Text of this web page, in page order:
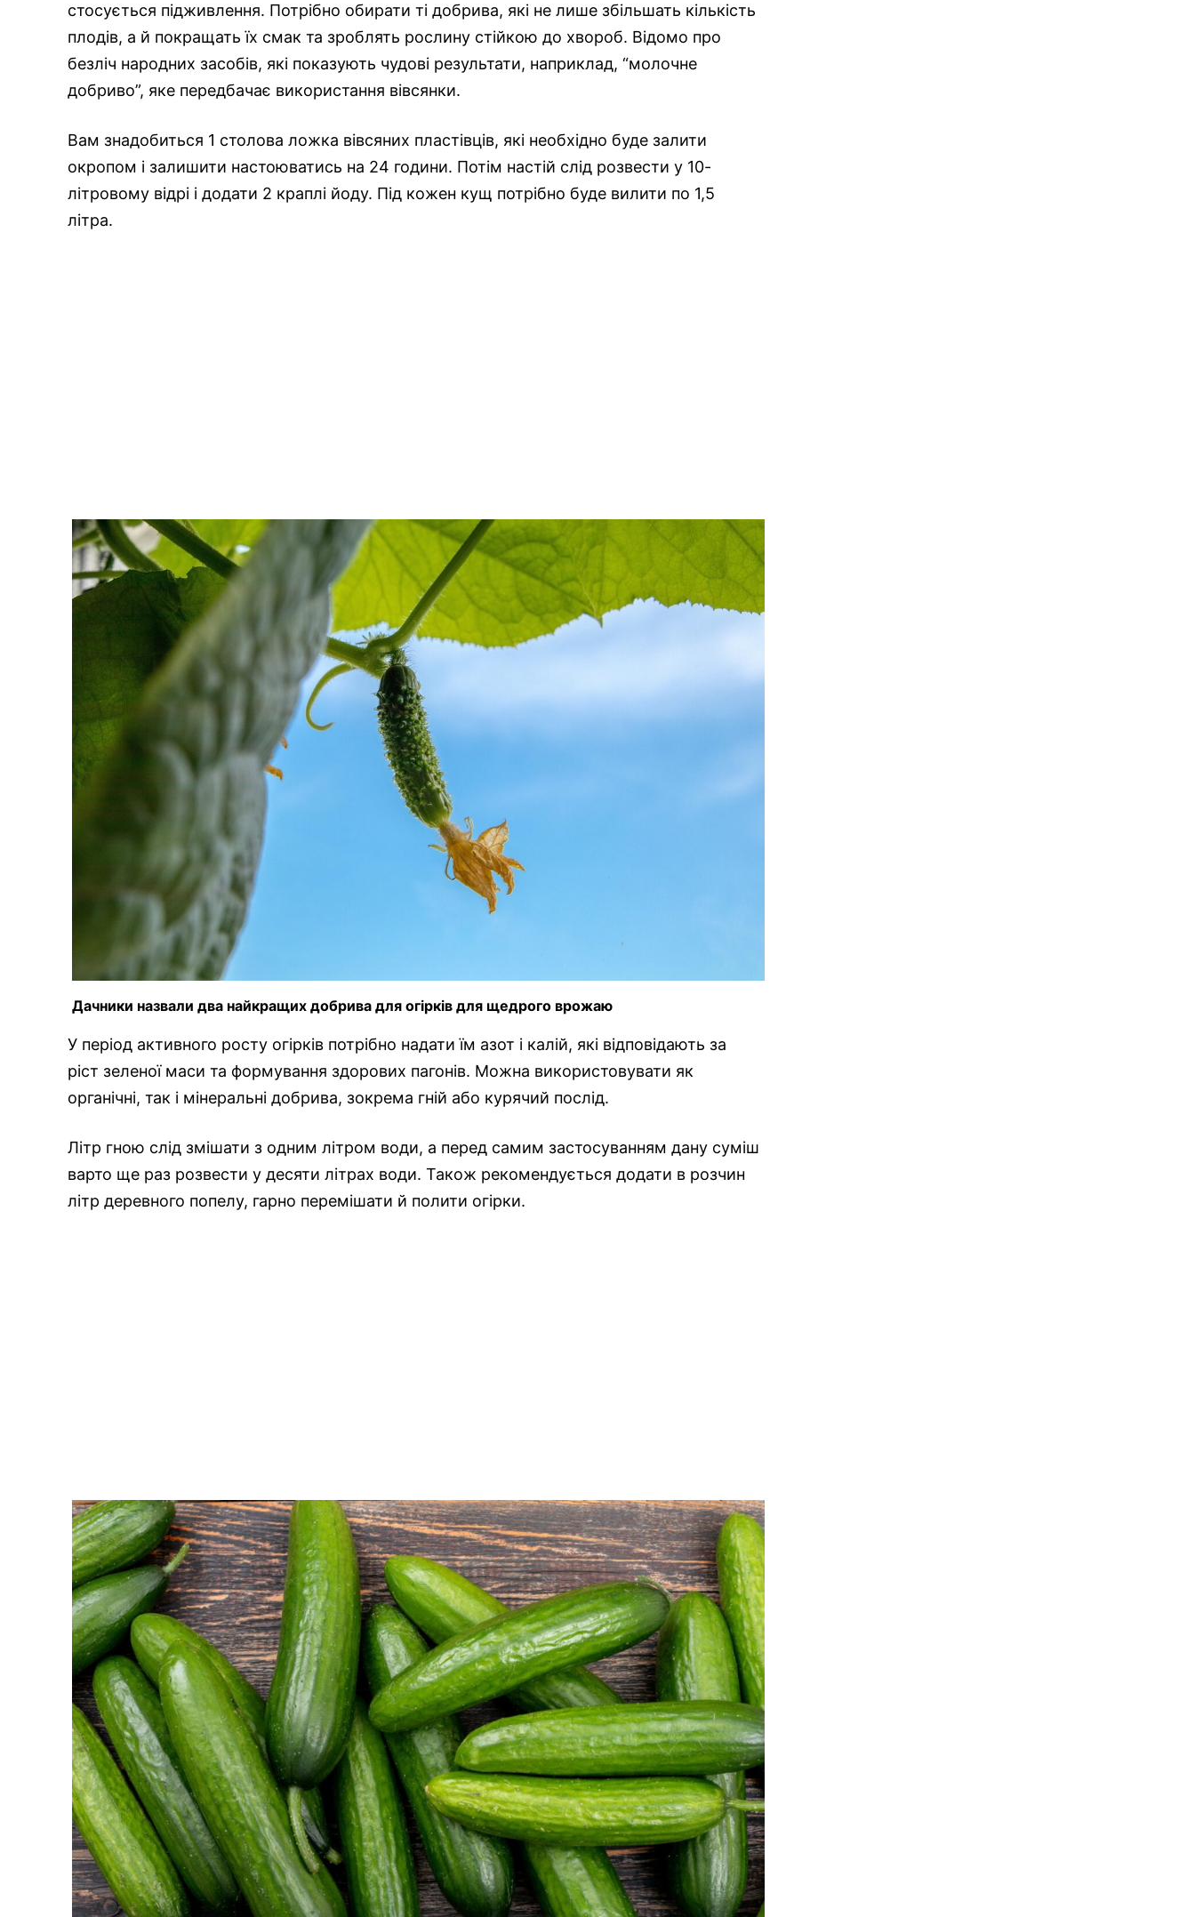
стосується підживлення. Потрібно обирати ті добрива, які не лише збільшать кількість
плодів, а й покращать їх смак та зроблять рослину стійкою до хвороб. Відомо про
безліч народних засобів, які показують чудові результати, наприклад, “молочне
добриво”, яке передбачає використання вівсянки.
Вам знадобиться 1 столова ложка вівсяних пластівців, які необхідно буде залити
окропом і залишити настоюватись на 24 години. Потім настій слід розвести у 10-
літровому відрі і додати 2 краплі йоду. Під кожен кущ потрібно буде вилити по 1,5
літра.
Дачники назвали два найкращих добрива для огірків для щедрого врожаю
У період активного росту огірків потрібно надати їм азот і калій, які відповідають за
ріст зеленої маси та формування здорових пагонів. Можна використовувати як
органічні, так і мінеральні добрива, зокрема гній або курячий послід.
Літр гною слід змішати з одним літром води, а перед самим застосуванням дану суміш
варто ще раз розвести у десяти літрах води. Також рекомендується додати в розчин
літр деревного попелу, гарно перемішати й полити огірки.